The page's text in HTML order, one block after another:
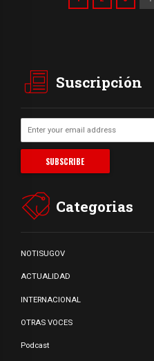
Suscripción
Categorias
NOTISUGOV
ACTUALIDAD
INTERNACIONAL
OTRAS VOCES
Podcast